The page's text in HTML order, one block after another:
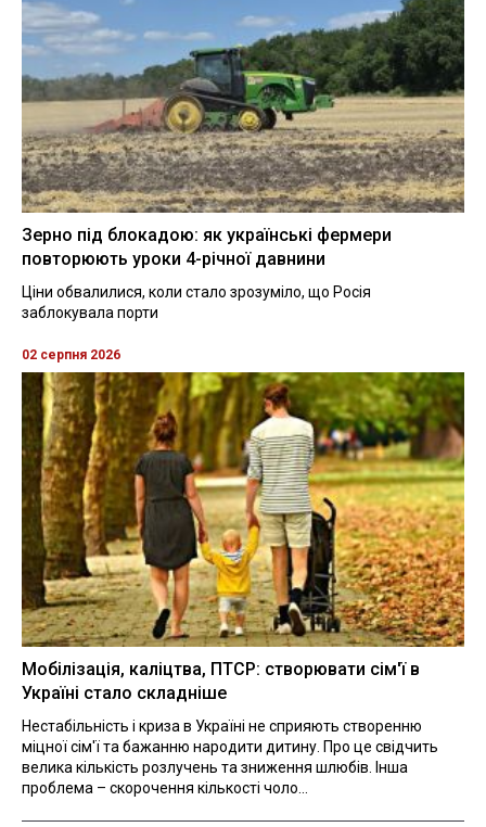
Зерно під блокадою: як українські фермери
повторюють уроки 4-річної давнини
Ціни обвалилися, коли стало зрозуміло, що Росія
заблокувала порти
02 серпня 2026
Мобілізація, каліцтва, ПТСР: створювати сім'ї в
Україні стало складніше
Нестабільність і криза в Україні не сприяють створенню
міцної сім'ї та бажанню народити дитину. Про це свідчить
велика кількість розлучень та зниження шлюбів. Інша
проблема – скорочення кількості чоло...